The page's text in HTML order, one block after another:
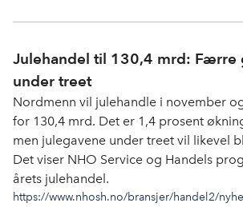
Julehandel til 130,4 mrd: Færre
under treet
Nordmenn vil julehandle i november
for 130,4 mrd. Det er 1,4 prosent
men julegavene under treet vil likevel
Det viser NHO Service og Handels
årets julehandel.
https://www.nhosh.no/bransjer/handel2/